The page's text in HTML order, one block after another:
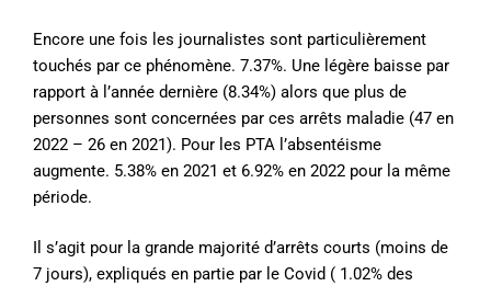
Encore une fois les journalistes sont particulièrement
touchés par ce phénomène. 7.37%. Une légère baisse par
rapport à l’année dernière (8.34%) alors que plus de
personnes sont concernées par ces arrêts maladie (47 en
2022 – 26 en 2021). Pour les PTA l’absentéisme
augmente. 5.38% en 2021 et 6.92% en 2022 pour la même
période.
Il s’agit pour la grande majorité d’arrêts courts (moins de
7 jours), expliqués en partie par le Covid ( 1.02% des